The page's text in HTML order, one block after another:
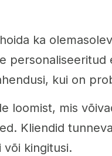
ka
personaliseeritud
kui on
loomist, mis
Kliendid
või kingitusi.